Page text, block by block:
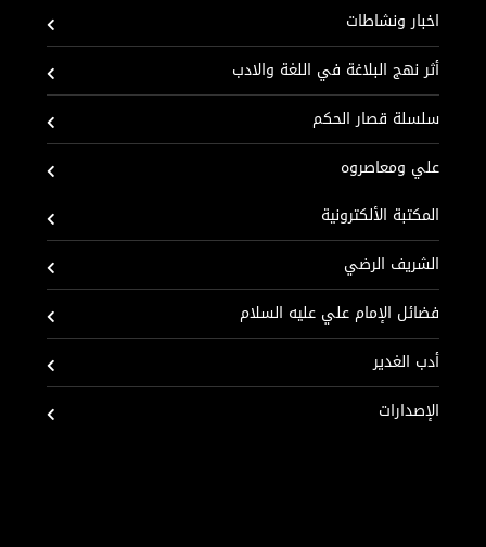
اخبار ونشاطات
أثر نهج البلاغة في اللغة والادب
سلسلة قصار الحكم
علي ومعاصروه
المكتبة الألكترونية
الشريف الرضي
فضائل الإمام علي عليه السلام
أدب الغدير
الإصدارات